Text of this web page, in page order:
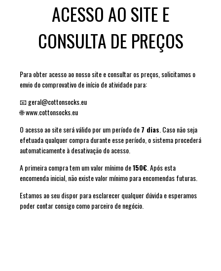
ACESSO AO SITE E
CONSULTA DE PREÇOS
Para obter acesso ao nosso site e consultar os preços, solicitamos o
envio do comprovativo de início de atividade para:
📧geral@cottonsocks.eu
🌐www.cottonsocks.eu
O acesso ao site será válido por um período de7 dias . Caso não seja
efetuada qualquer compra durante esse período, o sistema procederá
automaticamente à desativação do acesso.
A primeira compra tem um valor mínimo de150€ . Após esta
encomenda inicial, não existe valor mínimo para encomendas futuras.
Estamos ao seu dispor para esclarecer qualquer dúvida e esperamos
poder contar consigo como parceiro de negócio.